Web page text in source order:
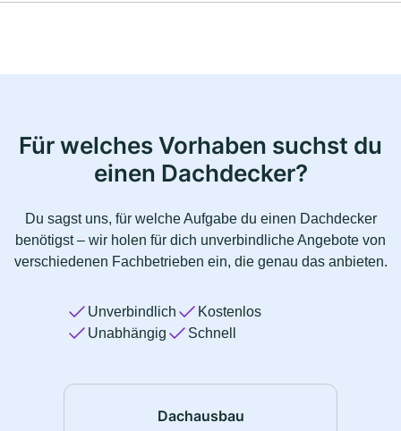
Für welches Vorhaben suchst du
einen Dachdecker?
Du sagst uns, für welche Aufgabe du einen Dachdecker
benötigst – wir holen für dich unverbindliche Angebote von
verschiedenen Fachbetrieben ein, die genau das anbieten.
Unverbindlich
Kostenlos
Unabhängig
Schnell
Dachausbau